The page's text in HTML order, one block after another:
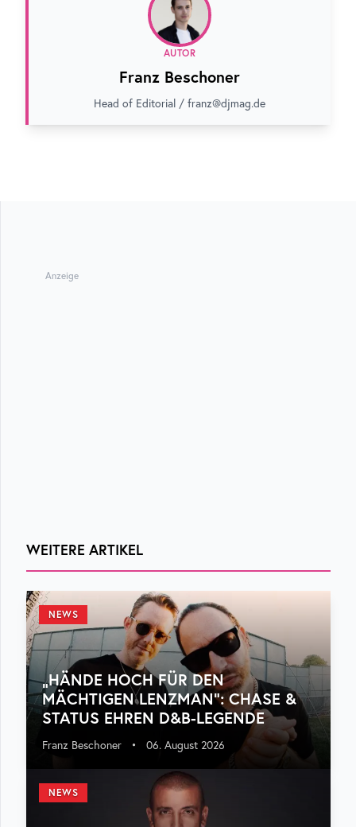
AUTOR
Franz Beschoner
Head of Editorial / franz@djmag.de
Anzeige
WEITERE ARTIKEL
NEWS
„HÄNDE HOCH FÜR DEN
MÄCHTIGEN LENZMAN“: CHASE &
STATUS EHREN D&B-LEGENDE
Franz Beschoner • 06. August 2026
NEWS